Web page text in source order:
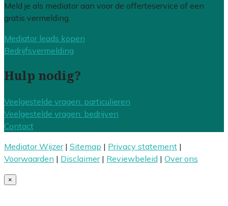
Meld je als mediator aan voor de offerteservice of een
gratis vermelding.
Mediator leads kopen
Bedrijfsvermelding
Hulp nodig?
Veelgestelde vragen: particulieren
Veelgestelde vragen: bedrijven
Contact
Mediator Wijzer| Sitemap | Privacy statement |
Voorwaarden | Disclaimer| Reviewbeleid | Over ons
×